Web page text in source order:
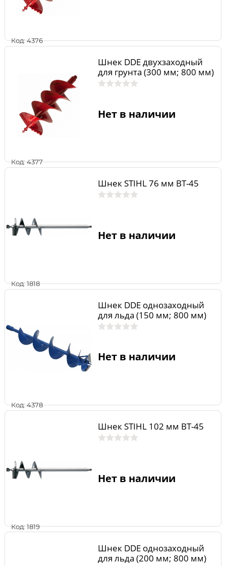
Код: 4376
Код: 4377
Шнек DDE двухзаходный
для грунта (300 мм; 800 мм)
Нет в наличии
Код: 1818
Шнек STIHL 76 мм BT-45
Нет в наличии
Код: 4378
Шнек DDE однозаходный
для льда (150 мм; 800 мм)
Нет в наличии
Код: 1819
Шнек STIHL 102 мм BT-45
Нет в наличии
Шнек DDE однозаходный
для льда (200 мм; 800 мм)